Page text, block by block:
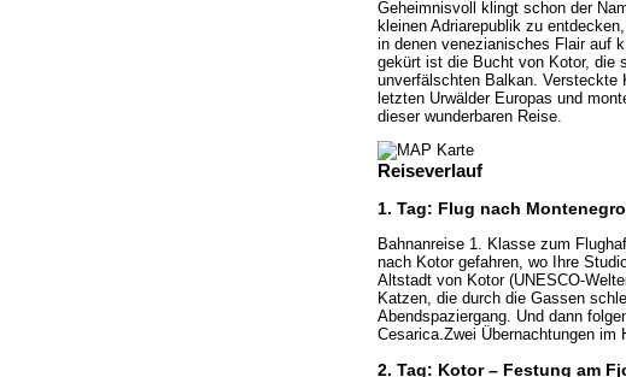
Geheimnisvoll klingt schon der
kleinen Adriarepublik zu
in denen venezianisches Flair auf
gekürt ist die Bucht von Kotor, die
unverfälschten Balkan. Versteckte
letzten Urwälder Europas und
dieser wunderbaren Reise.
Reiseverlauf
1. Tag: Flug nach Montenegro
Bahnanreise 1. Klasse zum
nach Kotor gefahren, wo Ihre
Altstadt von Kotor (UNESCO-
Katzen, die durch die Gassen
Abendspaziergang. Und dann
Cesarica.Zwei Übernachtungen im
2. Tag: Kotor – Festung am